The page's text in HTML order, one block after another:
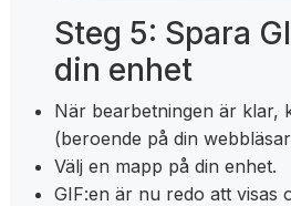
Steg 5: Spara
din enhet
När bearbetningen är klar,
(beroende på din
Välj en mapp på din enhet.
GIF:en är nu redo att visas